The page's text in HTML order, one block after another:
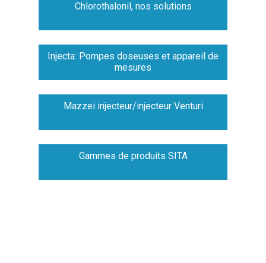
Chlorothalonil, nos solutions
Injecta: Pompes doseuses et appareil de
mesures
Mazzei injecteur/injecteur Venturi
Gammes de produits SITA